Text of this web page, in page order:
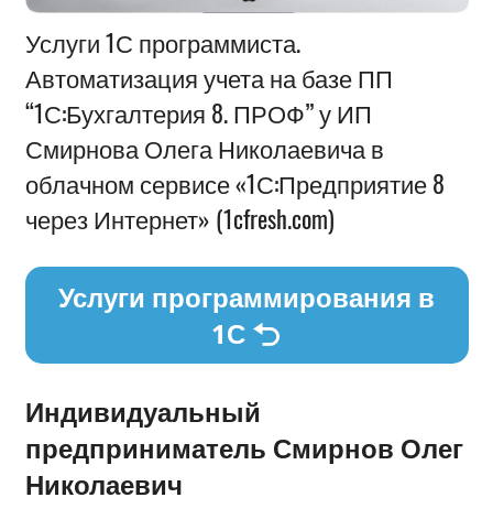
Информация
Услуги 1С программиста.
Автоматизация учета на базе ПП
“1С:Бухгалтерия 8. ПРОФ” у ИП
Смирнова Олега Николаевича в
облачном сервисе «1С:Предприятие 8
через Интернет» (1cfresh.com)
Услуги программирования в
1С
Индивидуальный
предприниматель Смирнов Олег
Николаевич